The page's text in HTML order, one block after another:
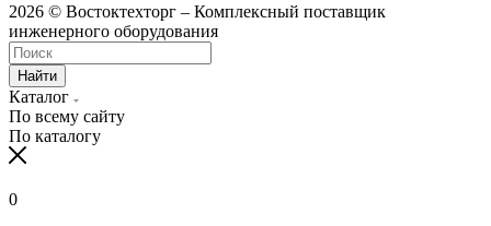
2026 © Востоктехторг – Комплексный поставщик
инженерного оборудования
Найти
Каталог
По всему сайту
По каталогу
0